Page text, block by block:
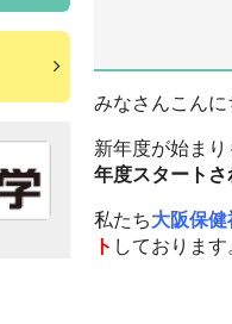
みなさんこん
新年度が始ま
年度スタートさ
私たち大阪保
ト しております